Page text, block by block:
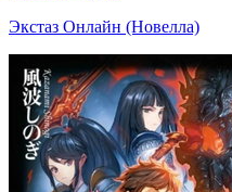
Экстаз Онлайн (Новелла)